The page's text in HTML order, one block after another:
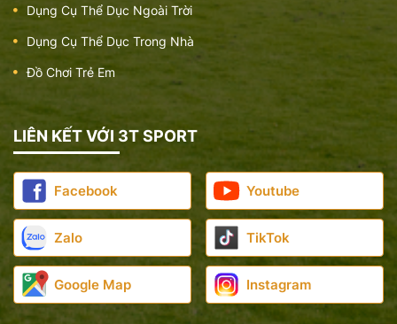
Dụng Cụ Thể Dục Ngoài Trời
Dụng Cụ Thể Dục Trong Nhà
Đồ Chơi Trẻ Em
LIÊN KẾT VỚI 3T SPORT
Facebook Youtube
Zalo TikTok
Google Map Instagram